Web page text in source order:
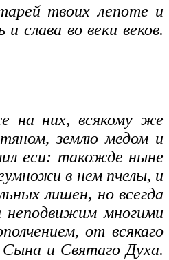
твоих лепоте и
во веки веков.
на них, всякому же
землю медом и
еси: такожде ныне
в нем пчелы, и
лишен, но всегда
неподвижим многими
от всякаго
Сына и Святаго Духа.